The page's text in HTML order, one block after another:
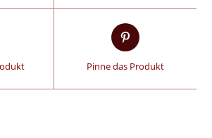
Pinne das Produkt